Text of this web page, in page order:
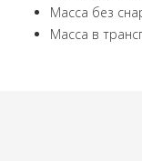
Масса без
Масса в